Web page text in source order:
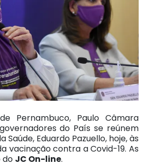
Pernambuco, Paulo Câmara
do País se reúnem
Saúde, Eduardo Pazuello, hoje, às
vacinação contra a Covid-19. As
do JC On-line.